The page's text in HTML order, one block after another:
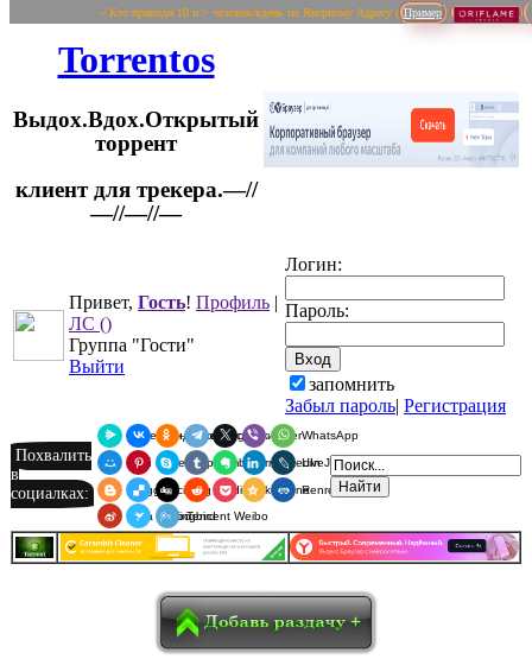
~ Кто приводи 10 и > человек/вдень по Якорному Адресу ( Пример
Torrentos
Выдох.Вдох.Открытый
торрент
Привет, Гость! Профиль |
ЛС ()
Группа "Гости"
Выйти
Логин:
Пароль:
запомнить
Забыл пароль| Регистрация
Похвалить
в
социалках:
Я.Мессенджер
ВКонтакте
Одноклассники
Telegram
X ViberWhatsApp
Мой МирPinterest
SkypeTumblrEvernoteLinkedInLiveJournal
BloggerDelicious
Digg redditPocketQzoneRenren
Sina Weibo
SurfingbirdTencent Weibo